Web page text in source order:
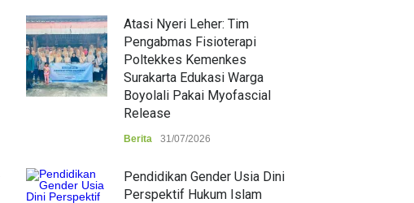
Atasi Nyeri Leher: Tim
Pengabmas Fisioterapi
Poltekkes Kemenkes
Surakarta Edukasi Warga
Boyolali Pakai Myofascial
Release
Berita 31/07/2026
Pendidikan Gender Usia Dini
Perspektif Hukum Islam